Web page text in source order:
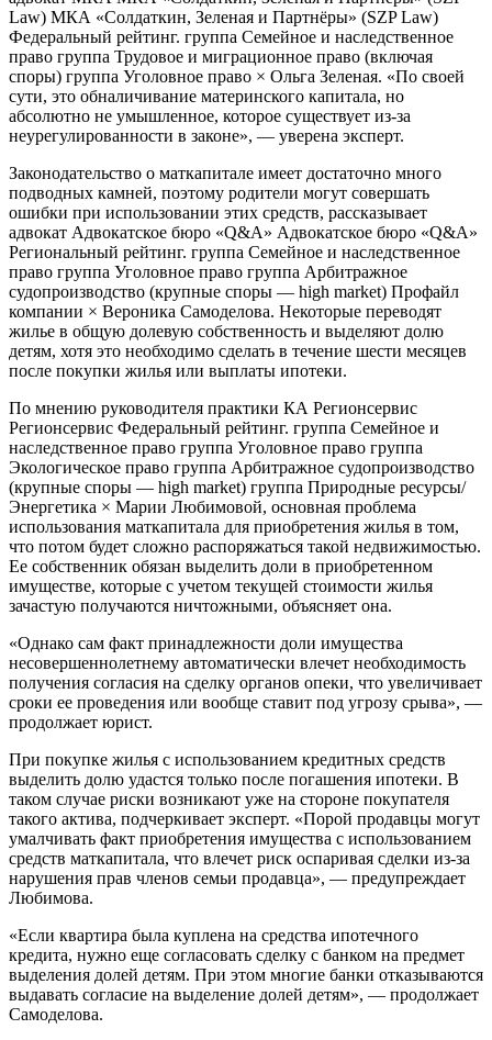
Law) МКА «Солдаткин, Зеленая и Партнёры» (SZP Law)
Федеральный рейтинг. группа Семейное и наследственное
право группа Трудовое и миграционное право (включая
споры) группа Уголовное право × Ольга Зеленая. «По своей
сути, это обналичивание материнского капитала, но
абсолютно не умышленное, которое существует из-за
неурегулированности в законе», — уверена эксперт.
Законодательство о маткапитале имеет достаточно много
подводных камней, поэтому родители могут совершать
ошибки при использовании этих средств, рассказывает
адвокат Адвокатское бюро «Q&A» Адвокатское бюро «Q&A»
Региональный рейтинг. группа Семейное и наследственное
право группа Уголовное право группа Арбитражное
судопроизводство (крупные споры — high market) Профайл
компании × Вероника Самоделова. Некоторые переводят
жилье в общую долевую собственность и выделяют долю
детям, хотя это необходимо сделать в течение шести месяцев
после покупки жилья или выплаты ипотеки.
По мнению руководителя практики КА Регионсервис
Регионсервис Федеральный рейтинг. группа Семейное и
наследственное право группа Уголовное право группа
Экологическое право группа Арбитражное судопроизводство
(крупные споры — high market) группа Природные ресурсы/
Энергетика × Марии Любимовой, основная проблема
использования маткапитала для приобретения жилья в том,
что потом будет сложно распоряжаться такой недвижимостью.
Ее собственник обязан выделить доли в приобретенном
имуществе, которые с учетом текущей стоимости жилья
зачастую получаются ничтожными, объясняет она.
«Однако сам факт принадлежности доли имущества
несовершеннолетнему автоматически влечет необходимость
получения согласия на сделку органов опеки, что увеличивает
сроки ее проведения или вообще ставит под угрозу срыва», —
продолжает юрист.
При покупке жилья с использованием кредитных средств
выделить долю удастся только после погашения ипотеки. В
таком случае риски возникают уже на стороне покупателя
такого актива, подчеркивает эксперт. «Порой продавцы могут
умалчивать факт приобретения имущества с использованием
средств маткапитала, что влечет риск оспаривая сделки из-за
нарушения прав членов семьи продавца», — предупреждает
Любимова.
«Если квартира была куплена на средства ипотечного
кредита, нужно еще согласовать сделку с банком на предмет
выделения долей детям. При этом многие банки отказываются
выдавать согласие на выделение долей детям», — продолжает
Самоделова.